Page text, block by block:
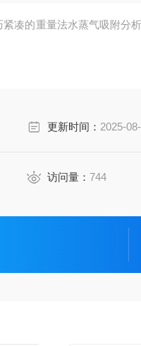
凑的重量法水蒸气吸附分
更新时间： 2025-
访问量： 744